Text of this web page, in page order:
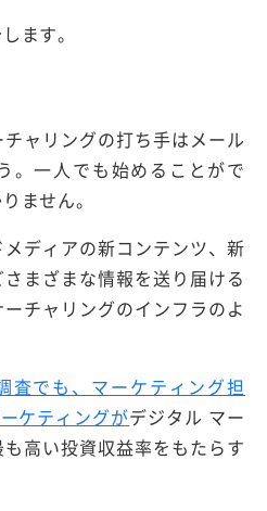
ます。
ャリングの打ち手はメール
。一人でも始めることがで
ません。
ディアの新コンテンツ、新
まざまな情報を送り届ける
チャリングのインフラのよ
でも、マーケティング担
ケティングがデジタル マー
高い投資収益率をもたらす